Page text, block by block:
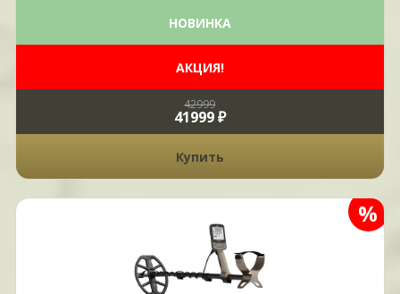
НОВИНКА
АКЦИЯ!
42999
41999 ₽
Купить
%